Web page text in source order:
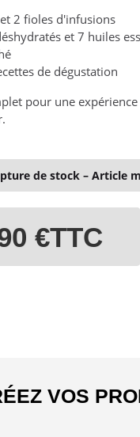
2 fioles d'infusions
et 7 huiles
de dégustation
pour une
de stock – Article
€TTC
VOS